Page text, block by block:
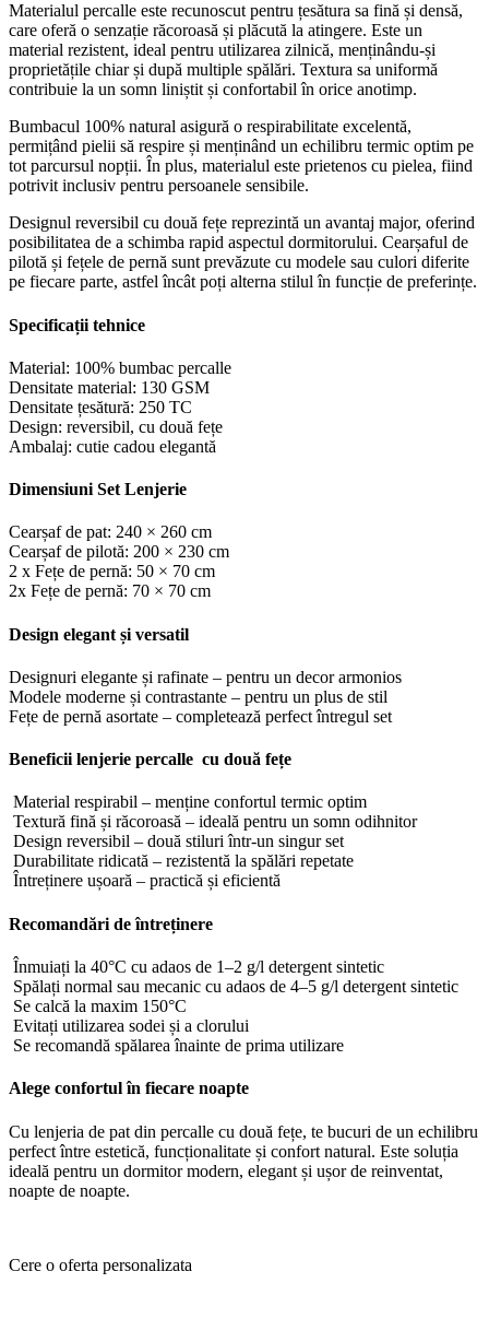
Materialul percalle este recunoscut pentru țesătura sa fină și densă,
care oferă o senzație răcoroasă și plăcută la atingere. Este un
material rezistent, ideal pentru utilizarea zilnică, menținându-și
proprietățile chiar și după multiple spălări. Textura sa uniformă
contribuie la un somn liniștit și confortabil în orice anotimp.
Bumbacul 100% natural asigură o respirabilitate excelentă,
permițând pielii să respire și menținând un echilibru termic optim pe
tot parcursul nopții. În plus, materialul este prietenos cu pielea, fiind
potrivit inclusiv pentru persoanele sensibile.
Designul reversibil cu două fețe reprezintă un avantaj major, oferind
posibilitatea de a schimba rapid aspectul dormitorului. Cearșaful de
pilotă și fețele de pernă sunt prevăzute cu modele sau culori diferite
pe fiecare parte, astfel încât poți alterna stilul în funcție de preferințe.
Specificații tehnice
Material: 100% bumbac percalle
Densitate material: 130 GSM
Densitate țesătură: 250 TC
Design: reversibil, cu două fețe
Ambalaj: cutie cadou elegantă
Dimensiuni Set Lenjerie
Cearșaf de pat: 240 × 260 cm
Cearșaf de pilotă: 200 × 230 cm
2 x Fețe de pernă: 50 × 70 cm
2x Fețe de pernă: 70 × 70 cm
Design elegant și versatil
Designuri elegante și rafinate – pentru un decor armonios
Modele moderne și contrastante – pentru un plus de stil
Fețe de pernă asortate – completează perfect întregul set
Beneficii lenjerie percalle cu două fețe
Material respirabil – menține confortul termic optim
Textură fină și răcoroasă – ideală pentru un somn odihnitor
Design reversibil – două stiluri într-un singur set
Durabilitate ridicată – rezistentă la spălări repetate
Întreținere ușoară – practică și eficientă
Recomandări de întreținere
Înmuiați la 40°C cu adaos de 1–2 g/l detergent sintetic
Spălați normal sau mecanic cu adaos de 4–5 g/l detergent sintetic
Se calcă la maxim 150°C
Evitați utilizarea sodei și a clorului
Se recomandă spălarea înainte de prima utilizare
Alege confortul în fiecare noapte
Cu lenjeria de pat din percalle cu două fețe, te bucuri de un echilibru
perfect între estetică, funcționalitate și confort natural. Este soluția
ideală pentru un dormitor modern, elegant și ușor de reinventat,
noapte de noapte.
Cere o oferta personalizata